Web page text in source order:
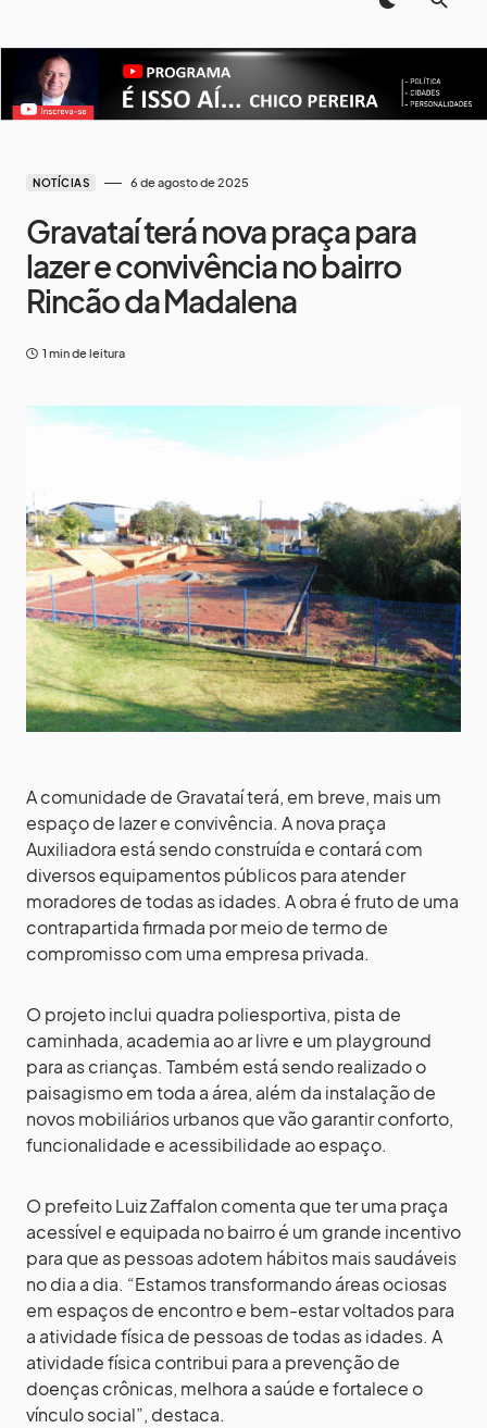
NOTÍCIAS 6 de agosto de 2025
Gravataí terá nova praça para
lazer e convivência no bairro
Rincão da Madalena
1 min de leitura
A comunidade de Gravataí terá, em breve, mais um
espaço de lazer e convivência. A nova praça
Auxiliadora está sendo construída e contará com
diversos equipamentos públicos para atender
moradores de todas as idades. A obra é fruto de uma
contrapartida firmada por meio de termo de
compromisso com uma empresa privada.
O projeto inclui quadra poliesportiva, pista de
caminhada, academia ao ar livre e um playground
para as crianças. Também está sendo realizado o
paisagismo em toda a área, além da instalação de
novos mobiliários urbanos que vão garantir conforto,
funcionalidade e acessibilidade ao espaço.
O prefeito Luiz Zaffalon comenta que ter uma praça
acessível e equipada no bairro é um grande incentivo
para que as pessoas adotem hábitos mais saudáveis
no dia a dia. “Estamos transformando áreas ociosas
em espaços de encontro e bem-estar voltados para
a atividade física de pessoas de todas as idades. A
atividade física contribui para a prevenção de
doenças crônicas, melhora a saúde e fortalece o
vínculo social”, destaca.